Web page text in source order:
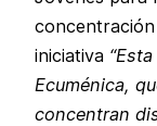
iniciativa
Ecuménica,
concentran